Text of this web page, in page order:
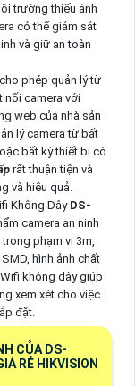
trường thiếu ánh
có thể giám sát
và giữ an toàn
phép quản lý từ
nối camera với
web của nhà sản
lý camera từ bất
bất kỳ thiết bị có
rất thuận tiện và
và hiệu quả.
Không DâyDS-
camera an ninh
phạm vi 3m,
hình ảnh chất
không dây giúp
xem xét cho việc
đặt.
CỦA DS-
RẺ HIKVISION